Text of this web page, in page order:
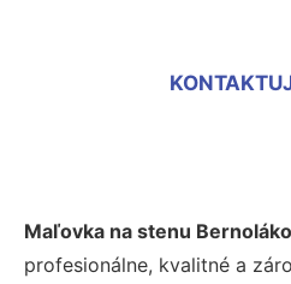
Maľovka na stenu
profesionálne, kvalitné a